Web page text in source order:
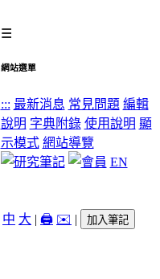
☰
網站選單
::: 最新消息 常見問題 編輯
說明 字典附錄 使用說明 顯
示模式 網站導覽
EN
中 大 | 🖨️ ✉️ | 加入筆記